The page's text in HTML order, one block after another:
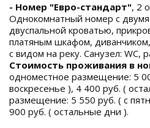
- Номер "Евро-стандарт", 2
Однокомнатный номер с
двуспальной кроватью,
платяным шкафом,
с видом на реку. Санузел: WC,
Стоимость проживания в
одноместное размещение: 5
воскресенье ), 4 400 руб. (
размещение: 5 550 руб. ( с
900 руб. ( остальные дни ).